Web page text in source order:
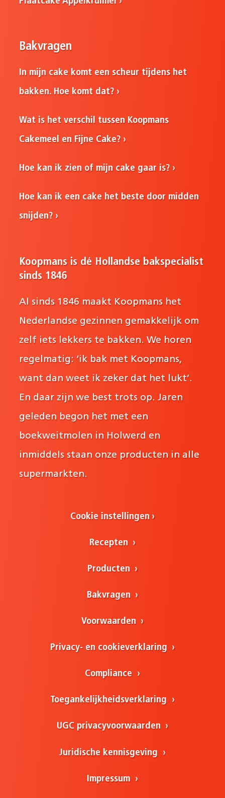
Bakvragen
In mijn cake komt een scheur tijdens het
bakken. Hoe komt dat?
Wat is het verschil tussen Koopmans
Cakemeel en Fijne Cake?
Hoe kan ik zien of mijn cake gaar is?
Hoe kan ik een cake het beste door midden
snijden?
Koopmans is dé Hollandse bakspecialist
sinds 1846
Al sinds 1846 maakt Koopmans het
Nederlandse gezinnen gemakkelijk om
zelf iets lekkers te bakken. We horen
regelmatig: ‘ik bak met Koopmans,
want dan weet ik zeker dat het lukt’.
En daar zijn we best trots op. Jaren
geleden begon het met een
boekweitmolen in Holwerd en
inmiddels staan onze producten in alle
supermarkten.
Cookie instellingen
Recepten
Producten
Bakvragen
Voorwaarden
Privacy- en cookieverklaring
Compliance
Toegankelijkheidsverklaring
UGC privacyvoorwaarden
Juridische kennisgeving
Impressum